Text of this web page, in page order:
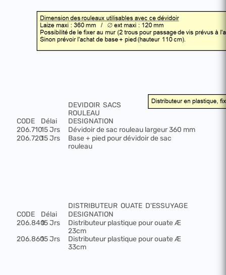
DEVIDOIR SACS
ROULEAU
CODE
Délai
DESIGNATION
206.71015 Jrs
Dévidoir de sac rouleau largeur 360 mm
206.72015 Jrs
Base + pied pour dévidoir de sac
rouleau
DISTRIBUTEUR OUATE D'ESSUYAGE
CODE
Délai
DESIGNATION
206.84015 Jrs Distributeur plastique pour ouate Æ
23cm
206.86015 Jrs Distributeur plastique pour ouate Æ
33cm